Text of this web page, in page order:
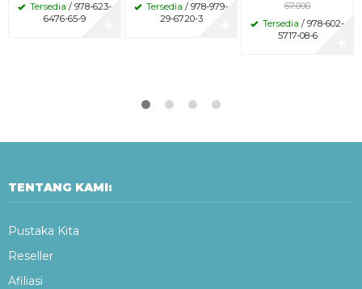
Tersedia / 978-623-
6476-65-9
Tersedia / 978-979-
29-6720-3
67.000
Tersedia / 978-602-
5717-08-6
TENTANG KAMI:
Pustaka Kita
Reseller
Afiliasi